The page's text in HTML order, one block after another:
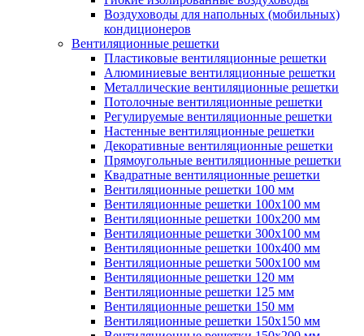
Воздуховоды для напольных (мобильных)
кондиционеров
Вентиляционные решетки
Пластиковые вентиляционные решетки
Алюминиевые вентиляционные решетки
Металлические вентиляционные решетки
Потолочные вентиляционные решетки
Регулируемые вентиляционные решетки
Настенные вентиляционные решетки
Декоративные вентиляционные решетки
Прямоугольные вентиляционные решетки
Квадратные вентиляционные решетки
Вентиляционные решетки 100 мм
Вентиляционные решетки 100х100 мм
Вентиляционные решетки 100х200 мм
Вентиляционные решетки 300х100 мм
Вентиляционные решетки 100х400 мм
Вентиляционные решетки 500х100 мм
Вентиляционные решетки 120 мм
Вентиляционные решетки 125 мм
Вентиляционные решетки 150 мм
Вентиляционные решетки 150х150 мм